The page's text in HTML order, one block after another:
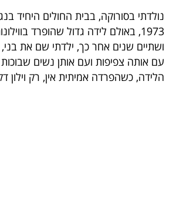
עסקי
ספורט
קריירה
ולימודים
נולדתי בסורוקה, בבית החולים היחיד
1973, באולם לידה גדול שהופרד
ושתיים שנים אחר כך, ילדתי שם את בני,
עם אותה צפיפות ועם אותן נשים
הלידה, כשהפרדה אמיתית אין, רק וילון